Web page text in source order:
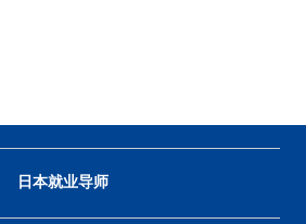
日本就业导师